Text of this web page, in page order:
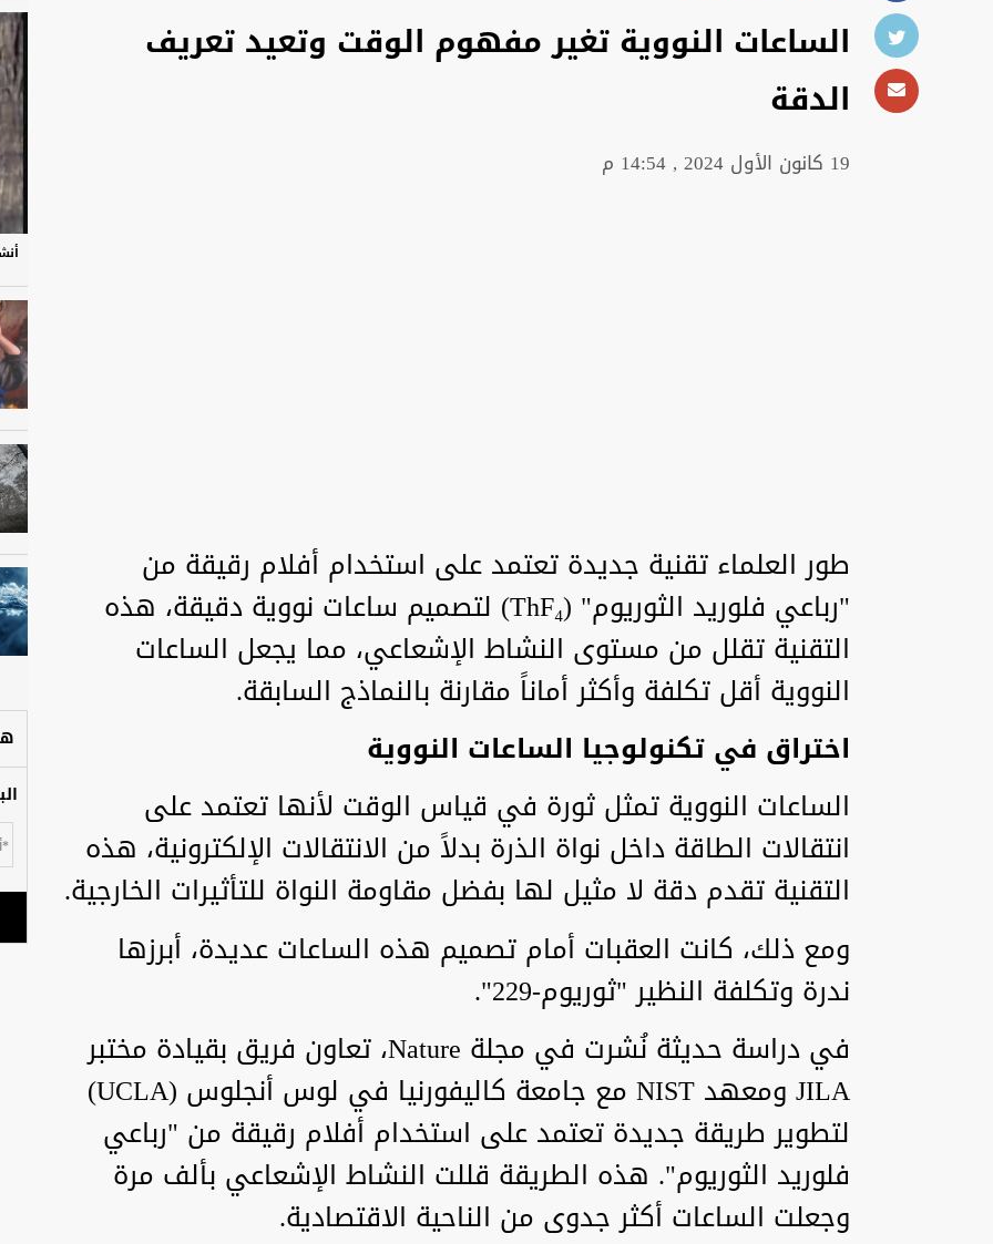
الساعات النووية تغير مفهوم الوقت وتعيد تعريف
الدقة
19 كانون الأول 2024 , 14:54 م
طور العلماء تقنية جديدة تعتمد على استخدام أفلام رقيقة من
"رباعي فلوريد الثوريوم" (ThF₄) لتصميم ساعات نووية دقيقة، هذه
التقنية تقلل من مستوى النشاط الإشعاعي، مما يجعل الساعات
النووية أقل تكلفة وأكثر أماناً مقارنة بالنماذج السابقة.
اختراق في تكنولوجيا الساعات النووية
الساعات النووية تمثل ثورة في قياس الوقت لأنها تعتمد على
انتقالات الطاقة داخل نواة الذرة بدلاً من الانتقالات الإلكترونية، هذه
التقنية تقدم دقة لا مثيل لها بفضل مقاومة النواة للتأثيرات الخارجية.
ومع ذلك، كانت العقبات أمام تصميم هذه الساعات عديدة، أبرزها
ندرة وتكلفة النظير "ثوريوم-229".
في دراسة حديثة نُشرت في مجلة Nature، تعاون فريق بقيادة مختبر
JILA ومعهد NIST مع جامعة كاليفورنيا في لوس أنجلوس (UCLA)
لتطوير طريقة جديدة تعتمد على استخدام أفلام رقيقة من "رباعي
فلوريد الثوريوم". هذه الطريقة قللت النشاط الإشعاعي بألف مرة
وجعلت الساعات أكثر جدوى من الناحية الاقتصادية.